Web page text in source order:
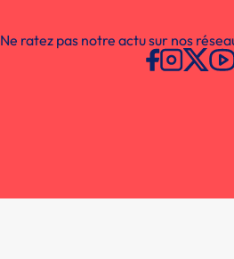
Ne ratez pas notre actu sur nos